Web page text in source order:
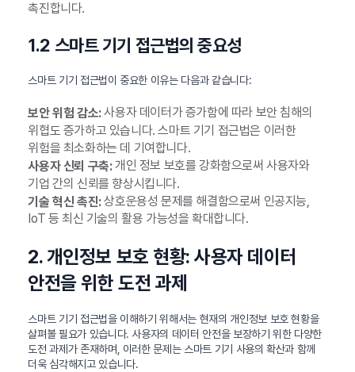
촉진합니다.
1.2 스마트 기기 접근법의 중요성
스마트 기기 접근법이 중요한 이유는 다음과 같습니다:
보안 위험 감소:사용자 데이터가 증가함에 따라 보안 침해의
위협도 증가하고 있습니다. 스마트 기기 접근법은 이러한
위험을 최소화하는 데 기여합니다.
사용자 신뢰 구축:개인 정보 보호를 강화함으로써 사용자와
기업 간의 신뢰를 향상시킵니다.
기술 혁신 촉진:상호운용성 문제를 해결함으로써 인공지능,
IoT 등 최신 기술의 활용 가능성을 확대합니다.
2. 개인정보 보호 현황: 사용자 데이터
안전을 위한 도전 과제
스마트 기기 접근법을 이해하기 위해서는 현재의 개인정보 보호 현황을
살펴볼 필요가 있습니다. 사용자의 데이터 안전을 보장하기 위한 다양한
도전 과제가 존재하며, 이러한 문제는 스마트 기기 사용의 확산과 함께
더욱 심각해지고 있습니다.